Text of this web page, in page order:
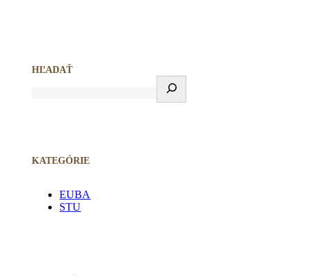
HĽADAŤ
KATEGÓRIE
EUBA
STU